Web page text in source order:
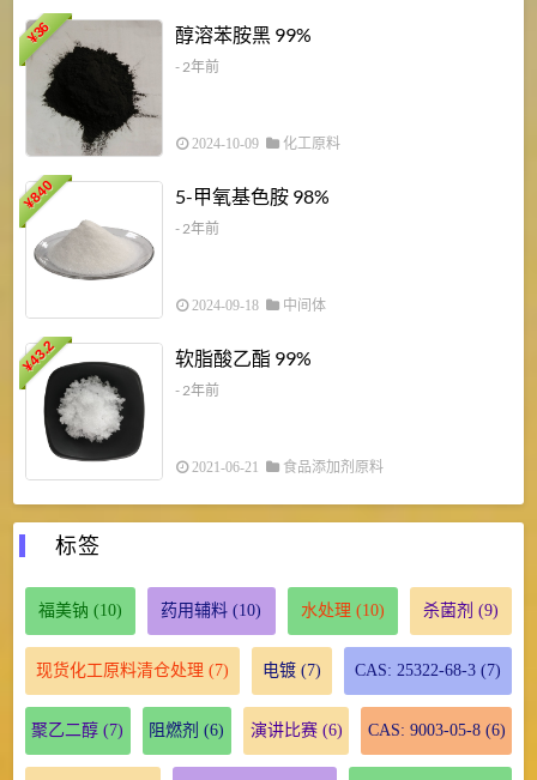
¥
36 醇溶苯胺黑 99%
- 2年前
2024-10-09 化工原料
¥
840 5-甲氧基色胺 98%
- 2年前
2024-09-18 中间体
¥
43.2 软脂酸乙酯 99%
- 2年前
2021-06-21 食品添加剂原料
标签
福美钠 (10) 药用辅料 (10) 水处理 (10) 杀菌剂 (9)
现货化工原料清仓处理 (7) 电镀 (7) CAS: 25322-68-3 (7)
聚乙二醇 (7) 阻燃剂 (6) 演讲比赛(6) CAS: 9003-05-8(6)